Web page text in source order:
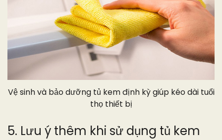
Vệ sinh và bảo dưỡng tủ kem định kỳ giúp kéo dài tuổi
thọ thiết bị
5. Lưu ý thêm khi sử dụng tủ kem